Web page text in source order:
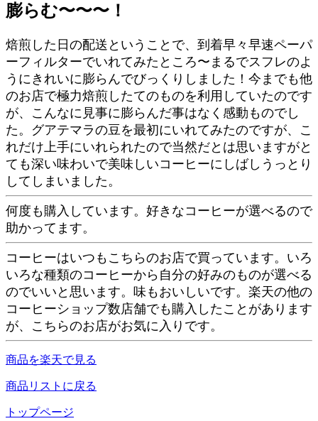
膨らむ〜〜〜！
焙煎した日の配送ということで、到着早々早速ペーパ
ーフィルターでいれてみたところ〜まるでスフレのよ
うにきれいに膨らんでびっくりしました！今までも他
のお店で極力焙煎したてのものを利用していたのです
が、こんなに見事に膨らんだ事はなく感動ものでし
た。グアテマラの豆を最初にいれてみたのですが、こ
れだけ上手にいれられたので当然だとは思いますがと
ても深い味わいで美味しいコーヒーにしばしうっとり
してしまいました。
何度も購入しています。好きなコーヒーが選べるので
助かってます。
コーヒーはいつもこちらのお店で買っています。いろ
いろな種類のコーヒーから自分の好みのものが選べる
のでいいと思います。味もおいしいです。楽天の他の
コーヒーショップ数店舗でも購入したことがあります
が、こちらのお店がお気に入りです。
商品を楽天で見る
商品リストに戻る
トップページ